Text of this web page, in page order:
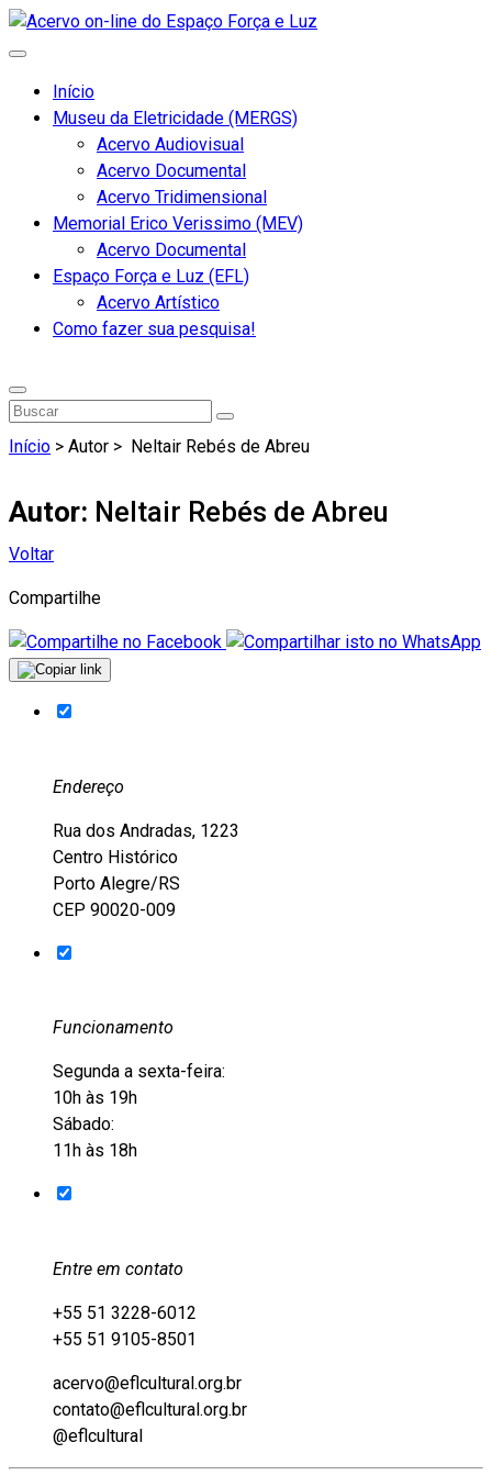
Início
Museu da Eletricidade (MERGS)
Acervo Audiovisual
Acervo Documental
Acervo Tridimensional
Memorial Erico Verissimo (MEV)
Acervo Documental
Espaço Força e Luz (EFL)
Acervo Artístico
Como fazer sua pesquisa!
Início > Autor > Neltair Rebés de Abreu
Autor: Neltair Rebés de Abreu
Voltar
Compartilhe
Endereço
Rua dos Andradas, 1223
Centro Histórico
Porto Alegre/RS
CEP 90020-009
Funcionamento
Segunda a sexta-feira:
10h às 19h
Sábado:
11h às 18h
Entre em contato
+55 51 3228-6012
+55 51 9105-8501
acervo@eflcultural.org.br
contato@eflcultural.org.br
@eflcultural